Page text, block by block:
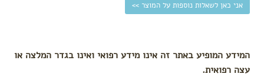
בבית
תיקי גן
אני כאן לשאלות נוספות על המוצר >>
המידע המופיע באתר זה אינו מידע רפואי ואינו בגדר המלצה או
עצה רפואית.